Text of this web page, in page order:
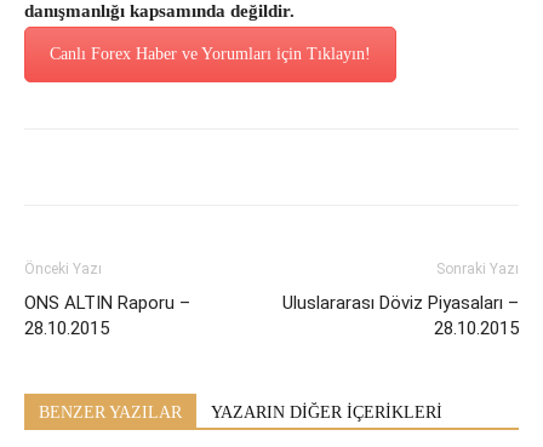
danışmanlığı kapsamında değildir.
Canlı Forex Haber ve Yorumları için Tıklayın!
Önceki Yazı
ONS ALTIN Raporu –
28.10.2015
Sonraki Yazı
Uluslararası Döviz Piyasaları –
28.10.2015
BENZER YAZILAR YAZARIN DİĞER İÇERİKLERİ